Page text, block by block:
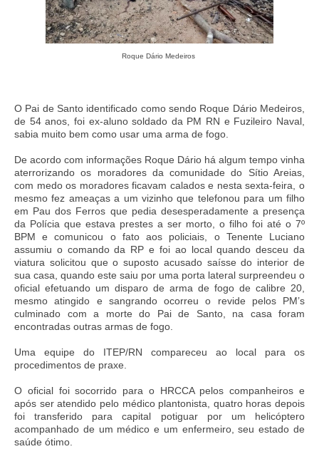
Roque Dário Medeiros
O Pai de Santo identificado como sendo Roque Dário Medeiros,
de 54 anos, foi ex-aluno soldado da PM RN e Fuzileiro Naval,
sabia muito bem como usar uma arma de fogo.
De acordo com informações Roque Dário há algum tempo vinha
aterrorizando os moradores da comunidade do Sítio Areias,
com medo os moradores ficavam calados e nesta sexta-feira, o
mesmo fez ameaças a um vizinho que telefonou para um filho
em Pau dos Ferros que pedia desesperadamente a presença
da Polícia que estava prestes a ser morto, o filho foi até o 7º
BPM e comunicou o fato aos policiais, o Tenente Luciano
assumiu o comando da RP e foi ao local quando desceu da
viatura solicitou que o suposto acusado saísse do interior de
sua casa, quando este saiu por uma porta lateral surpreendeu o
oficial efetuando um disparo de arma de fogo de calibre 20,
mesmo atingido e sangrando ocorreu o revide pelos PM’s
culminado com a morte do Pai de Santo, na casa foram
encontradas outras armas de fogo.
Uma equipe do ITEP/RN compareceu ao local para os
procedimentos de praxe.
O oficial foi socorrido para o HRCCA pelos companheiros e
após ser atendido pelo médico plantonista, quatro horas depois
foi transferido para capital potiguar por um helicóptero
acompanhado de um médico e um enfermeiro, seu estado de
saúde ótimo.